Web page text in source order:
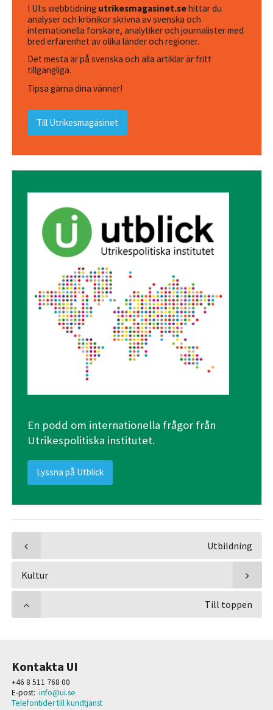
I UI:s webbtidning utrikesmagasinet.sehittar du
analyser och krönikor skrivna av svenska och
internationella forskare, analytiker och journalister med
bred erfarenhet av olika länder och regioner.
Det mesta är på svenska och alla artiklar är fritt
tillgängliga.
Tipsa gärna dina vänner!
Till Utrikesmagasinet
En podd om internationella frågor från
Utrikespolitiska institutet.
Lyssna på Utblick
Utbildning
Kultur
Till toppen
Kontakta UI
+46 8 511 768 00
E-post: info@ui.se
Telefontider till kundtjänst